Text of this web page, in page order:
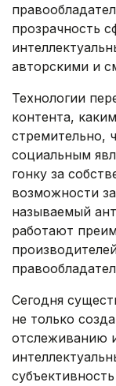
прозрачность
авторскими и
Технологии
контента,
стремительно,
социальным
гонку за
возможности
называемый
работают
Сегодня
не только
отслеживанию